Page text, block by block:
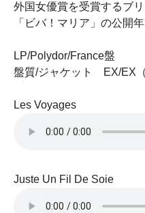
外国女優賞を受賞するブ
「ビバ！マリア」の公開年
LP/Polydor/France盤
盤質/ジャケット EX/EX（
Les Voyages
Juste Un Fil De Soie